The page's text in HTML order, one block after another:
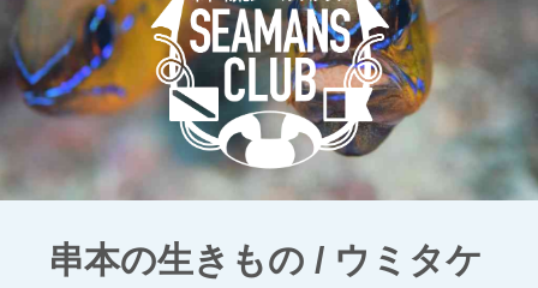
串本の生きもの / ウミタケ